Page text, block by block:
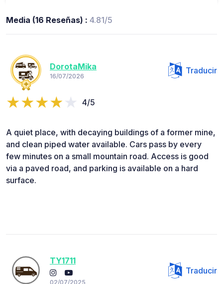
Media (16 Reseñas) : 4.81/5
DorotaMika
16/07/2026
Traducir
4/5
A quiet place, with decaying buildings of a former mine,
and clean piped water available. Cars pass by every
few minutes on a small mountain road. Access is good
via a paved road, and parking is available on a hard
surface.
TY1711
02/07/2025
Traducir